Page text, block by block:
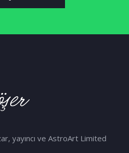
yayıncı ve AstroArt Limited